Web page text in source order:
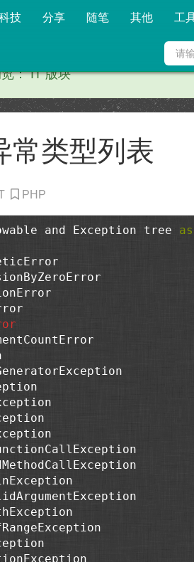
技 分享 随笔 其他 工
： IT 版块
常类型列表
PHP
and Exception tree as